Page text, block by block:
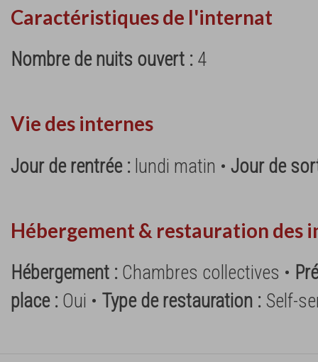
Caractéristiques de l'internat
Nombre de nuits ouvert : 4
Vie des internes
Jour de rentrée : lundi matin • Jour de
Hébergement & restauration des
Hébergement : Chambres collectives •
place : Oui • Type de restauration : Self-